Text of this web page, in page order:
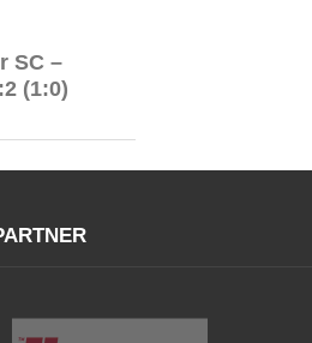
SC –
(1:0)